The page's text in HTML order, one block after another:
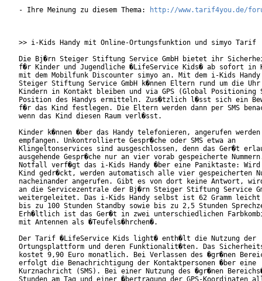
- Ihre Meinung zu diesem Thema: http://www.tarif4you.de/
>> i-Kids Handy mit Online-Ortungsfunktion und simyo Tarif
Die Bj�rn Steiger Stiftung Service GmbH bietet ihr
f�r Kinder und Jugendliche �LifeService Kids� ab sofort in
mit dem Mobilfunk Discounter simyo an. Mit dem i-Kids
Steiger Stiftung Service GmbH k�nnen Eltern rund um die
Kindern in Kontakt bleiben und via GPS (Global Positioning
Position des Handys ermitteln. Zus�tzlich l�sst sich ein
f�r das Kind festlegen. Die Eltern werden dann per SMS
wenn das Kind diesen Raum verl�sst.
Kinder k�nnen �ber das Handy telefonieren, angerufen werden
empfangen. Unkontrollierte Gespr�che oder SMS etwa an
Klingeltonservices sind ausgeschlossen, denn das Ger�t
ausgehende Gespr�che nur an vier vorab gespeicherte
Notfall verf�gt das i-Kids Handy �ber eine Paniktaste: Wird
Kind gedr�ckt, werden automatisch alle vier gespeicherten
nacheinander angerufen. Gibt es von dort keine Antwort,
an die Servicezentrale der Bj�rn Steiger Stiftung Service
weitergeleitet. Das i-Kids Handy selbst ist 62 Gramm
bis zu 100 Stunden Standby sowie bis zu 2,5 Stunden
Erh�ltlich ist das Ger�t in zwei unterschiedlichen
mit Antennen als �Teufels�hrchen�.
Der Tarif �LifeService Kids light� enth�lt die Nutzung der
Ortungsplattform und deren Funktionalit�ten. Das
kostet 9,90 Euro monatlich. Bei Verlassen des �gr�nen
erfolgt die Benachrichtigung der Kontaktpersonen �ber eine
Kurznachricht (SMS). Bei einer Nutzung des �gr�nen
Stunden am Tag und einer �bertragung der GPS-Koordinaten